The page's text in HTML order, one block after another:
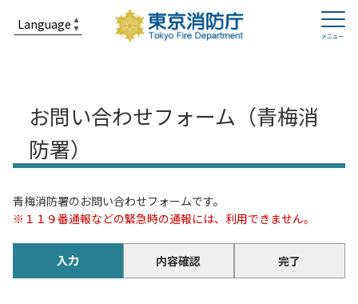
お問い合わせフォーム（青梅消
防署）
青梅消防署のお問い合わせフォームです。
※１１９番通報などの緊急時の通報には、利用できません。
入力 内容確認 完了